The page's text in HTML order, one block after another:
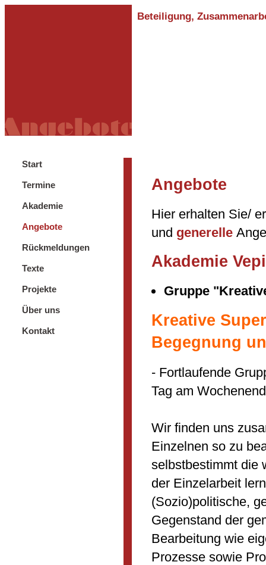
Beteiligung,
Start
Termine
Akademie
Angebote
Rückmeldungen
Texte
Projekte
Über uns
Kontakt
Angebote
Hier erhalten Sie/
und generelle
Akademie
Gruppe
Kreative
Begegnung
- Fortlaufende
Tag am
Wir finden uns
Einzelnen so zu
selbstbestimmt die
der Einzelarbeit
(Sozio)politische,
Gegenstand der
Bearbeitung wie
Prozesse sowie